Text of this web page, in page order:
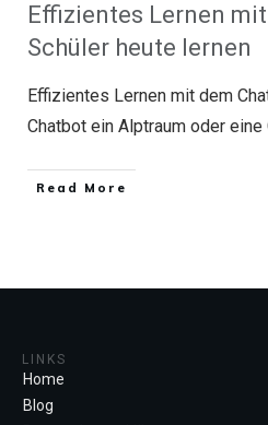
Effizientes Lernen mit
Schüler heute lernen
Effizientes Lernen mit dem
Chatbot ein Alptraum oder eine
​Read More
LINKS
Home
Blog